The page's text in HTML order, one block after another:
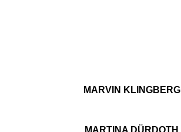
MARVIN KLINGBERG
MARTINA DÜRDOTH